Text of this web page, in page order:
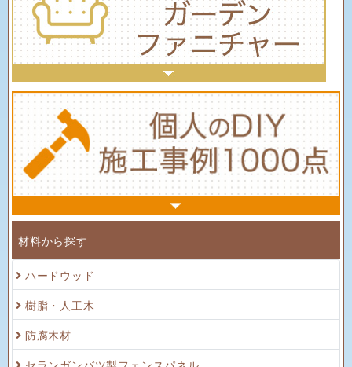
材料から探す
ハードウッド
樹脂・人工木
防腐木材